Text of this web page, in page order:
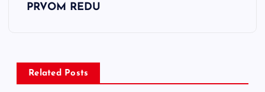
PRVOM REDU
Related Posts